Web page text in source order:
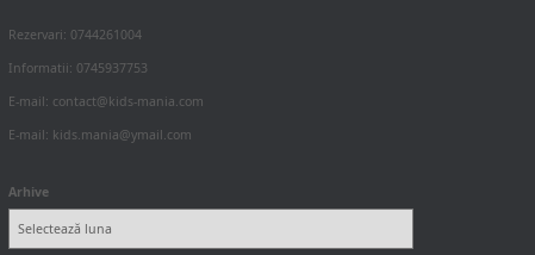
Rezervari: 0744261004
Informatii: 0745937753
E-mail: contact@kids-mania.com
E-mail: kids.mania@ymail.com
Arhive